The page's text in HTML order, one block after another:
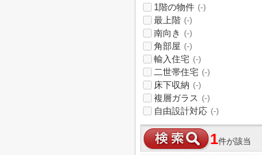
1階の物件 (-)
最上階 (-)
南向き (-)
角部屋 (-)
輸入住宅 (-)
二世帯住宅 (-)
床下収納 (-)
複層ガラス (-)
自由設計対応 (-)
1件が該当